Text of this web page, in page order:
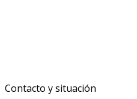
Contacto y situación